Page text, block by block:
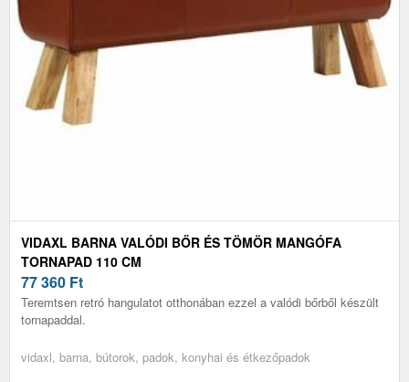
VIDAXL BARNA VALÓDI BŐR ÉS TÖMÖR MANGÓFA
TORNAPAD 110 CM
77 360 Ft
Teremtsen retró hangulatot otthonában ezzel a valódi bőrből készült
tornapaddal.
vidaxl, barna, bútorok, padok, konyhai és étkezőpadok